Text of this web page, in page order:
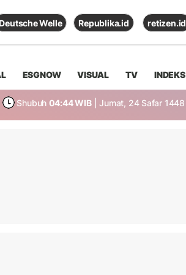
Deutsche Welle Republika.id retizen.id
ESGNOW VISUAL TV INDEKS
Shubuh 04:44 WIB | Jumat, 24 Safar 1448